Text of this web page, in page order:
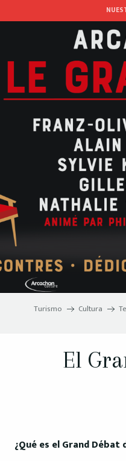
au
Turismo Cultura
El
¿Qué es el Grand Débat